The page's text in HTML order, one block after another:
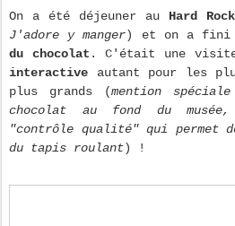
On a été déjeuner au Hard
J'adore y manger) et on a fini
du chocolat . C'était une
interactive autant pour les
plus grands (mention
chocolat au fond du
"contrôle qualité" qui permet
du tapis roulant) !